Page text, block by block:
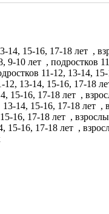
14, 15-16, 17-18 лет ,
9-10 лет , подростков
11-12, 13-14,
12, 13-14, 15-16, 17-18
15-16, 17-18 лет ,
14, 15-16, 17-18 лет ,
16, 17-18 лет ,
15-16, 17-18 лет ,